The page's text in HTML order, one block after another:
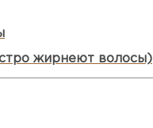
жирнеют волосы)